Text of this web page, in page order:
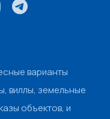
варианты
виллы, земельные
объектов, и